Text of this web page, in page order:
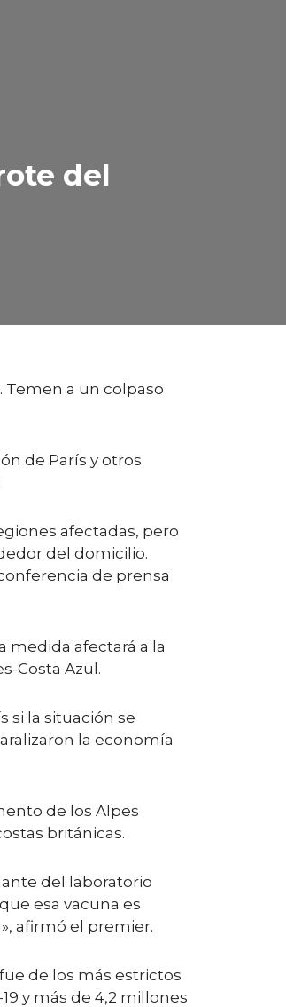
del
Temen a un colpaso
de París y otros
afectadas, pero
del domicilio.
de prensa
medida afectará a la
Costa Azul.
si la situación se
la economía
de los Alpes
británicas.
del laboratorio
esa vacuna es
afirmó el premier.
de los más estrictos
y más de 4,2 millones